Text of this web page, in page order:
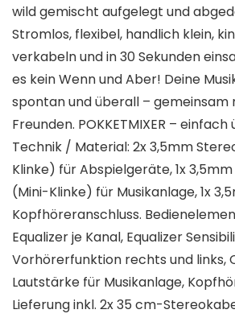
wild gemischt aufgelegt und
Stromlos, flexibel, handlich klein,
verkabeln und in 30 Sekunden
es kein Wenn und Aber! Deine
spontan und überall – gemeinsam
Freunden. POKKETMIXER –
Technik / Material: 2x 3,5mm
Klinke) für Abspielgeräte, 1x
(Mini-Klinke) für Musikanlage, 1x
Kopfhöreranschluss.
Equalizer je Kanal, Equalizer
Vorhörerfunktion rechts und links,
Lautstärke für Musikanlage,
Lieferung inkl. 2x 35 cm-